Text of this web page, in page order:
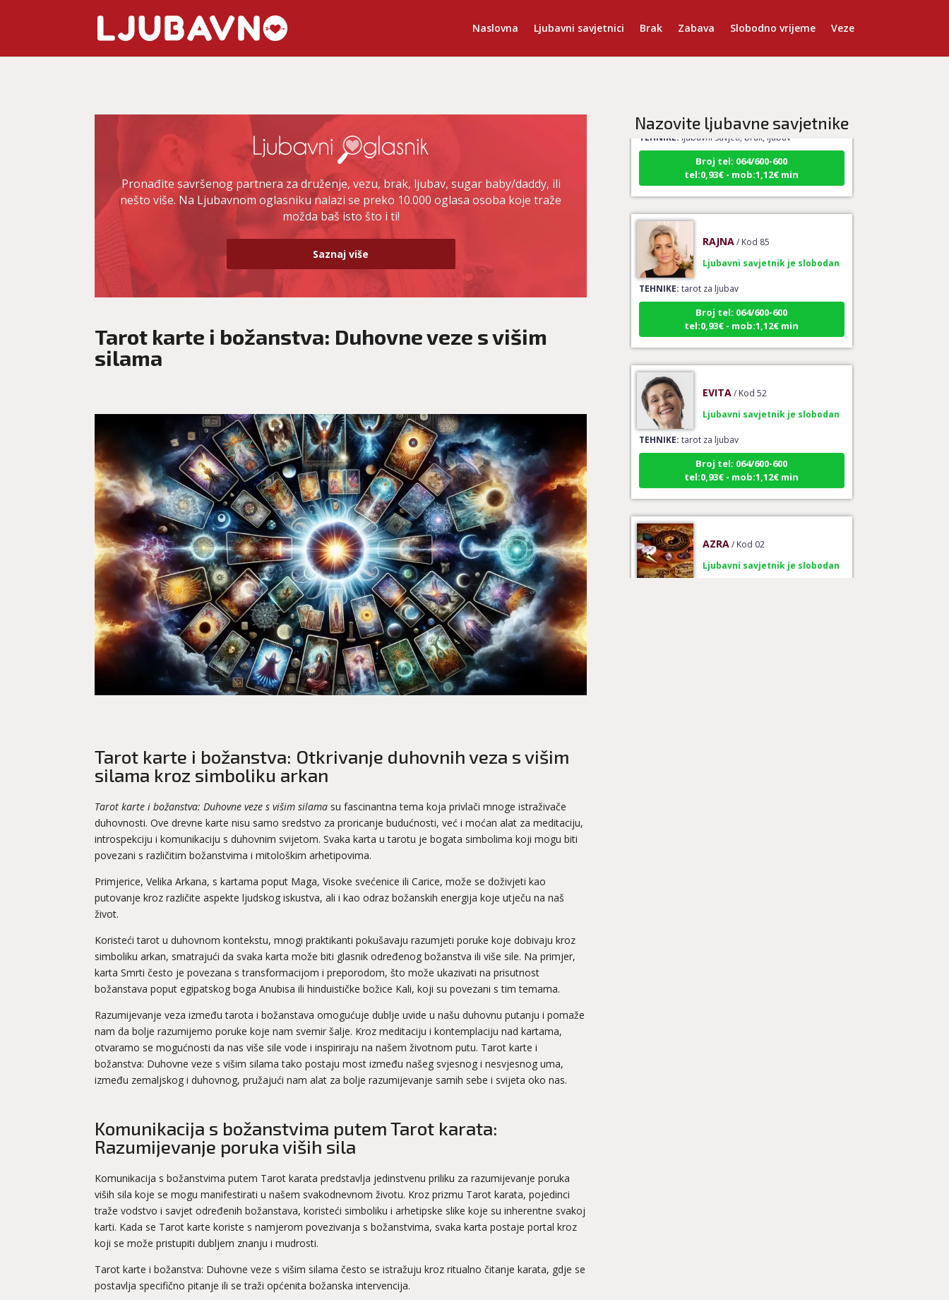
Naslovna Ljubavni savjetnici Brak Zabava Slobodno vrijeme Veze
Pronađite savršenog partnera za druženje, vezu, brak, ljubav, sugar baby/daddy, ili
nešto više. Na Ljubavnom oglasniku nalazi se preko 10.000 oglasa osoba koje traže
možda baš isto što i ti!
Saznaj više
Tarot karte i božanstva: Duhovne veze s višim
silama
Tarot karte i božanstva: Otkrivanje duhovnih veza s višim
silama kroz simboliku arkan
Tarot karte i božanstva: Duhovne veze s višim silama su fascinantna tema koja privlači mnoge istraživače
duhovnosti. Ove drevne karte nisu samo sredstvo za proricanje budućnosti, već i moćan alat za meditaciju,
introspekciju i komunikaciju s duhovnim svijetom. Svaka karta u tarotu je bogata simbolima koji mogu biti
povezani s različitim božanstvima i mitološkim arhetipovima.
Primjerice, Velika Arkana, s kartama poput Maga, Visoke svećenice ili Carice, može se doživjeti kao
putovanje kroz različite aspekte ljudskog iskustva, ali i kao odraz božanskih energija koje utječu na naš
život.
Koristeći tarot u duhovnom kontekstu, mnogi praktikanti pokušavaju razumjeti poruke koje dobivaju kroz
simboliku arkan, smatrajući da svaka karta može biti glasnik određenog božanstva ili više sile. Na primjer,
karta Smrti često je povezana s transformacijom i preporodom, što može ukazivati na prisutnost
božanstava poput egipatskog boga Anubisa ili hinduističke božice Kali, koji su povezani s tim temama.
Razumijevanje veza između tarota i božanstava omogućuje dublje uvide u našu duhovnu putanju i pomaže
nam da bolje razumijemo poruke koje nam svemir šalje. Kroz meditaciju i kontemplaciju nad kartama,
otvaramo se mogućnosti da nas više sile vode i inspiriraju na našem životnom putu. Tarot karte i
božanstva: Duhovne veze s višim silama tako postaju most između našeg svjesnog i nesvjesnog uma,
između zemaljskog i duhovnog, pružajući nam alat za bolje razumijevanje samih sebe i svijeta oko nas.
Komunikacija s božanstvima putem Tarot karata:
Razumijevanje poruka viših sila
Komunikacija s božanstvima putem Tarot karata predstavlja jedinstvenu priliku za razumijevanje poruka
viših sila koje se mogu manifestirati u našem svakodnevnom životu. Kroz prizmu Tarot karata, pojedinci
traže vodstvo i savjet određenih božanstava, koristeći simboliku i arhetipske slike koje su inherentne svakoj
karti. Kada se Tarot karte koriste s namjerom povezivanja s božanstvima, svaka karta postaje portal kroz
koji se može pristupiti dubljem znanju i mudrosti.
Tarot karte i božanstva: Duhovne veze s višim silama često se istražuju kroz ritualno čitanje karata, gdje se
postavlja specifično pitanje ili se traži općenita božanska intervencija.
Nazovite ljubavne savjetnike
TEHNIKE:ljubavni savjeti, brak, ljubav
Broj tel: 064/600-600
tel:0,93€ - mob:1,12€ min
Ljubavni savjetnik je slobodan
TEHNIKE:tarot za ljubav
Broj tel: 064/600-600
tel:0,93€ - mob:1,12€ min
TEHNIKE:tarot za ljubav
Broj tel: 064/600-600
tel:0,93€ - mob:1,12€ min
TEHNIKE:ljubavni savjeti, brak, ljubav